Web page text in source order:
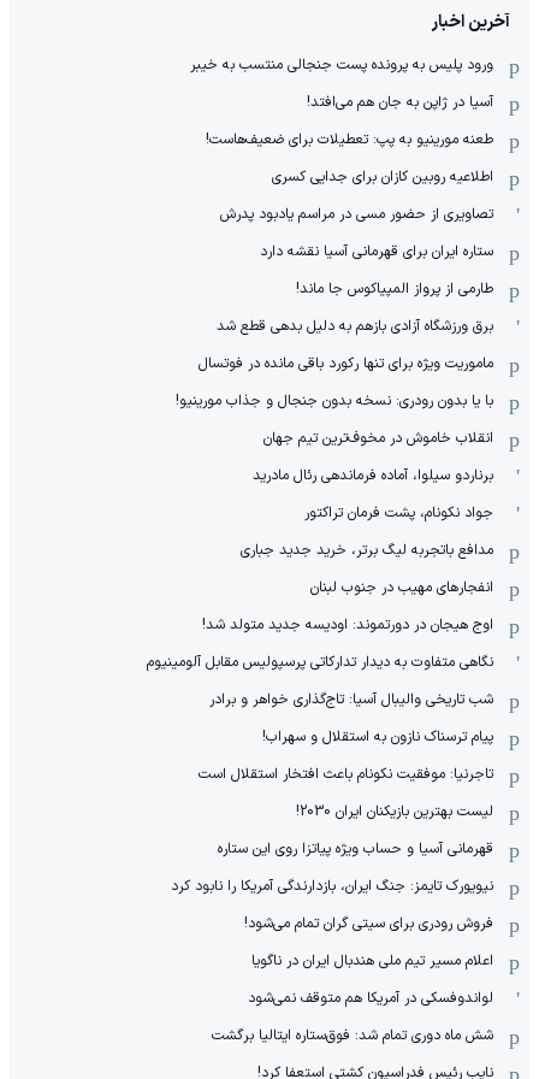
آخرین اخبار
ورود پلیس به پرونده پست جنجالی منتسب به خیبر
آسیا در ژاپن به جان هم می‌افتد!
طعنه مورینیو به پپ: تعطیلات برای ضعیف‌هاست!
اطلاعیه روبین کازان برای جدایی کسری
تصاویری از حضور مسی در مراسم یادبود پدرش
ستاره ایران برای قهرمانی آسیا نقشه دارد
طارمی از پرواز المپیاکوس جا ماند!
برق ورزشگاه آزادی بازهم به دلیل بدهی قطع شد
ماموریت ویژه برای تنها رکورد باقی مانده در فوتسال
با یا بدون رودری: نسخه بدون جنجال و جذاب مورینیو!
انقلاب خاموش در مخوف‌‌ترین تیم جهان
برناردو سیلوا، آماده فرماندهی رئال مادرید
جواد نکونام، پشت فرمان تراکتور
مدافع باتجربه لیگ برتر، خرید جدید جباری
انفجارهای مهیب در جنوب لبنان
اوج هیجان در دورتموند: اودیسه جدید متولد شد!
نگاهی متفاوت به دیدار تدارکاتی پرسپولیس مقابل آلومینیوم
شب تاریخی والیبال آسیا: تاج‌گذاری خواهر و برادر
پیام ترسناک نازون به استقلال و سهراب!
تاجرنیا: موفقیت نکونام باعث افتخار استقلال است
لیست بهترین بازیکنان ایران 2030!
قهرمانی آسیا و حساب ویژه پیاتزا روی این ستاره
نیویورک تایمز: جنگ ایران، بازدارندگی آمریکا را نابود کرد
فروش رودری برای سیتی گران تمام می‌شود!
اعلام مسیر تیم ملی هندبال ایران در ناگویا
لواندوفسکی در آمریکا هم متوقف نمی‌شود
شش ماه دوری تمام شد: فوق‌ستاره ایتالیا برگشت
نایب رئیس فدراسیون کشتی استعفا کرد!